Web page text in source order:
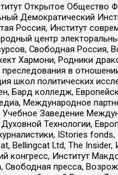
Открытое
Демократический
Россия, Институт
центр
Свободная Россия,
Хармони, Родники
в
школ политических
Бард колледж,
Международное
Заведение
Технологии,
IStories
Bellingcat Ltd, The
конгресс, Институт
пресса,